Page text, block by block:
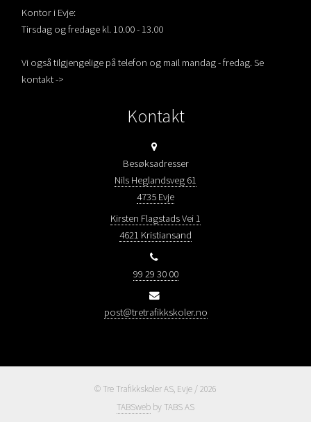
Kontor i Evje:
Tirsdag og fredage kl. 10.00 - 13.00
Vi også tilgjengelige på telefon og mail mandag - fredag. Se
kontakt ->
Kontakt
Besøksadresser
Nils Heglandsveg 61
4735 Evje
Kirsten Flagstads Vei 1
4621 Kristiansand
99 29 30 00
post@tretrafikkskoler.no
© Tre Trafikkskoler AS, Evje / 2026
TABSweb by TABS AS